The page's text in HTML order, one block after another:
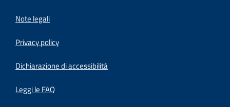
Note legali
Privacy policy
Dichiarazione di accessibilità
Leggi le FAQ